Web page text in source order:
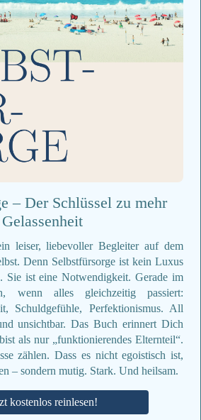
– Der Schlüssel zu mehr
Gelassenheit
leiser, liebevoller Begleiter auf dem
Denn Selbstfürsorge ist kein Luxus
Sie ist eine Notwendigkeit. Gerade im
wenn alles gleichzeitig passiert:
Schuldgefühle, Perfektionismus. All
unsichtbar. Das Buch erinnert Dich
als nur „funktionierendes Elternteil“.
zählen. Dass es nicht egoistisch ist,
– sondern mutig. Stark. Und heilsam.
kostenlos reinlesen!